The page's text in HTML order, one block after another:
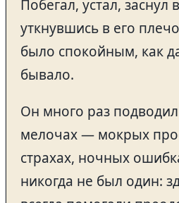
Побегал, устал, заснул
уткнувшись в его
было спокойным, как
бывало.
Он много раз подводил
мелочах — мокрых
страхах, ночных
никогда не был один: